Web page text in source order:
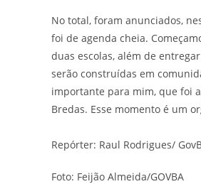
No total, foram anunciados,
foi de agenda cheia.
duas escolas, além de
serão construídas em
importante para mim, que foi
Bredas. Esse momento é um
Repórter: Raul Rodrigues/
Foto: Feijão Almeida/GOVBA